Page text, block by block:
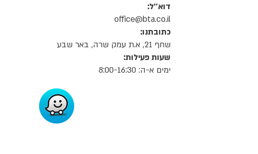
דוא''ל:
office@bta.co.il
כתובתנו:
שחף 21, א.ת עמק שרה, באר שבע
שעות פעילות:
ימים א-ה: 8:00-16:30